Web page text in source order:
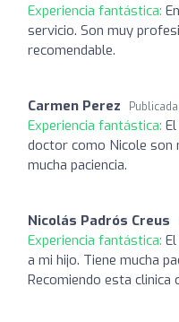
Experiencia fantástica:
servicio. Son muy
recomendable.
Carmen Perez
Experiencia fantástica:
doctor como Nicole son
mucha paciencia.
Nicolás Padrós Creus
Experiencia fantástica:
a mi hijo. Tiene mucha
Recomiendo esta clinica